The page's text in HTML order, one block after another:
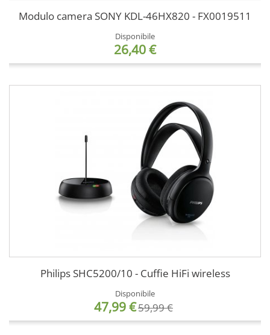
Modulo camera SONY KDL-46HX820 - FX0019511
Disponibile
26,40 €
Philips SHC5200/10 - Cuffie HiFi wireless
Disponibile
47,99 €59,99 €